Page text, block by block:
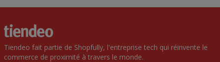
Tiendeo fait partie de Shopfully, l'entreprise tech qui réinvente le
commerce de proximité à travers le monde.